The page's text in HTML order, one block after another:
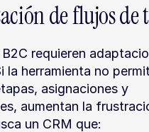
de flujos de
requieren
la herramienta no
asignaciones y
aumentan la
un CRM que: